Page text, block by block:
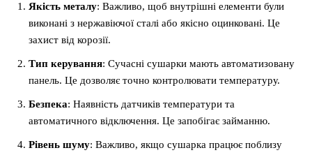
Якість металу: Важливо, щоб внутрішні елементи були
виконані з нержавіючої сталі або якісно оцинковані. Це
захист від корозії.
Тип керування: Сучасні сушарки мають автоматизовану
панель. Це дозволяє точно контролювати температуру.
Безпека: Наявність датчиків температури та
автоматичного відключення. Це запобігає займанню.
Рівень шуму: Важливо, якщо сушарка працює поблизу